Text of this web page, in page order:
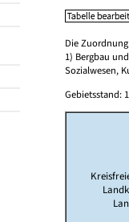
Die
1) Bergbau
Sozialwesen,
Gebietsstand: